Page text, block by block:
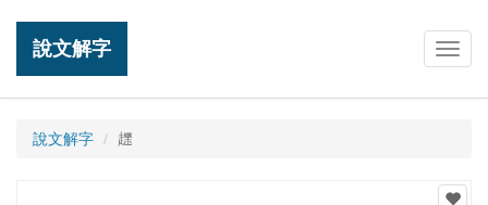
說文解字
說文解字 䟏